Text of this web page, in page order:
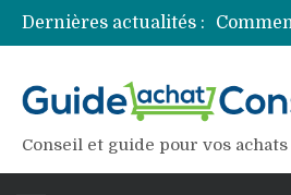
Dernières actualités :
Conseil et guide pour vos achats